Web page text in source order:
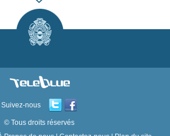
Suivez-nous
© Tous droits réservés